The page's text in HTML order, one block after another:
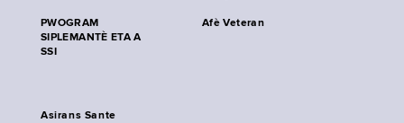
PWOGRAM
SIPLEMANTÈ ETA A
SSI
Afè Veteran
Asirans Sante